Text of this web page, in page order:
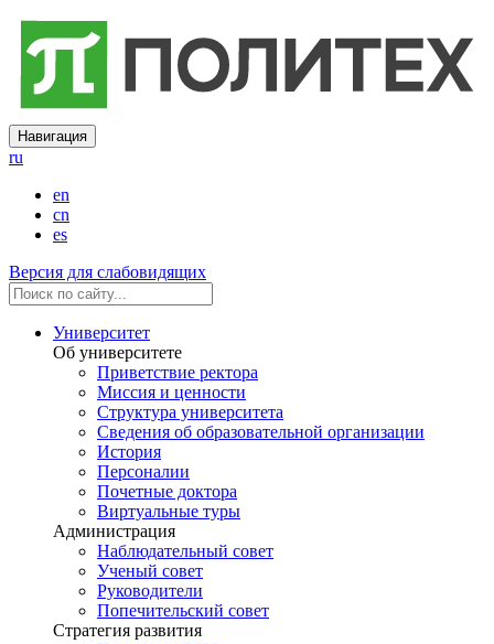
Навигация
ru
en
cn
es
Версия для слабовидящих
Университет
Об университете
Приветствие ректора
Миссия и ценности
Структура университета
Сведения об образовательной организации
История
Персоналии
Почетные доктора
Виртуальные туры
Администрация
Наблюдательный совет
Ученый совет
Руководители
Попечительский совет
Стратегия развития